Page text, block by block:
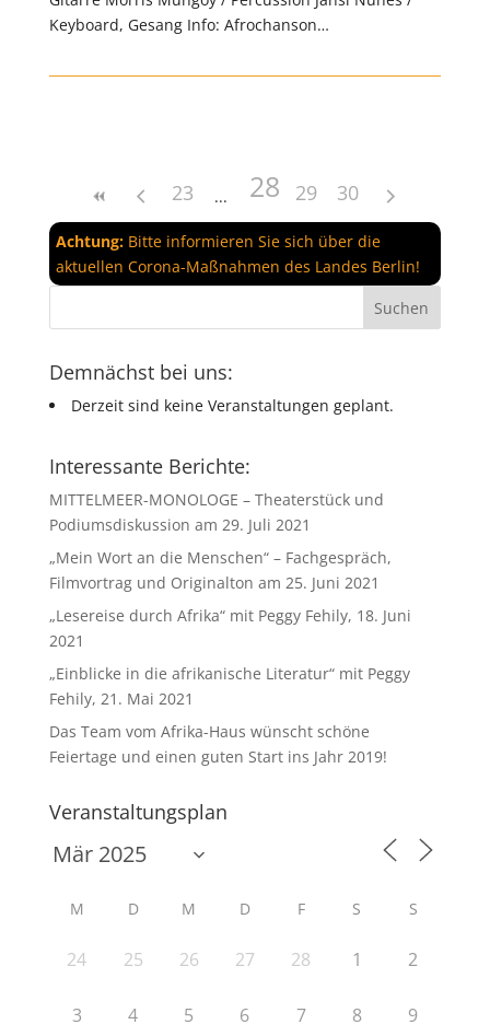
Keyboard, Gesang Info: Afrochanson…
23 28 29 30
Achtung:Bitte informieren Sie sich über die
aktuellen Corona-Maßnahmen des Landes Berlin!
Demnächst bei uns:
Derzeit sind keine Veranstaltungen geplant.
Interessante Berichte:
MITTELMEER-MONOLOGE – Theaterstück und
Podiumsdiskussion am 29. Juli 2021
„Mein Wort an die Menschen“ – Fachgespräch,
Filmvortrag und Originalton am 25. Juni 2021
„Lesereise durch Afrika“ mit Peggy Fehily, 18. Juni
2021
„Einblicke in die afrikanische Literatur“ mit Peggy
Fehily, 21. Mai 2021
Das Team vom Afrika-Haus wünscht schöne
Feiertage und einen guten Start ins Jahr 2019!
Veranstaltungsplan
M D M D F S S
24 25 26 27 28 1 2
3 4 5 6 7 8 9